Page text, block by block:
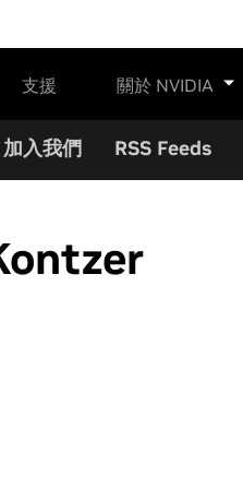
支援 關於 NVIDIA
加入我們 RSS Feeds